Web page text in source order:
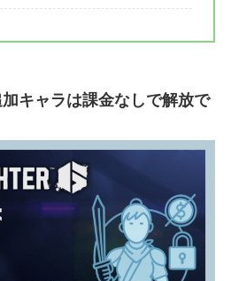
キャラは課金なしで解放で